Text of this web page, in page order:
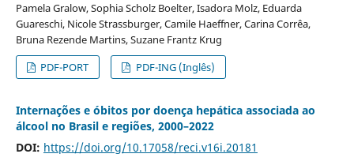
Pamela Gralow, Sophia Scholz Boelter, Isadora Molz, Eduarda
Guareschi, Nicole Strassburger, Camile Haeffner, Carina Corrêa,
Bruna Rezende Martins, Suzane Frantz Krug
PDF-PORT
PDF-ING (Inglês)
Internações e óbitos por doença hepática associada ao
álcool no Brasil e regiões, 2000–2022
DOI: https://doi.org/10.17058/reci.v16i.20181